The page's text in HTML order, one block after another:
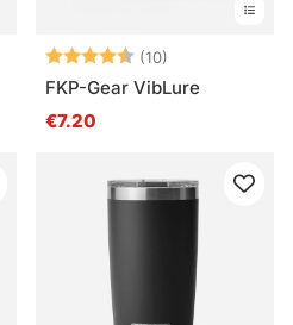
Beoordeling:
(10)
FKP-Gear VibLure
€7.20